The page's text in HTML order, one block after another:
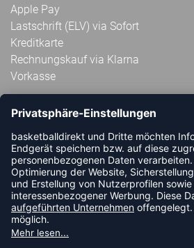
Apple Pay
Lastschrift (ELV) via Sofort
Kreditkarte
Rechnungskauf via Klarna
Vorkasse
ABONNIERE JETZT DEN
HANDBALLDIREKT-NEWSLETTER
NEUIGKEIT ODER AKTION MEHR.
JETZT